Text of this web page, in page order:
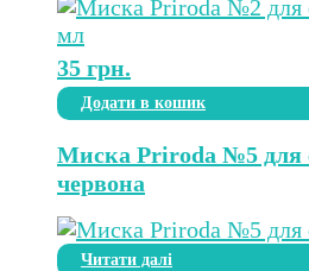
35 грн.
Додати в кошик
Миска Priroda №5 для
червона
Читати далі